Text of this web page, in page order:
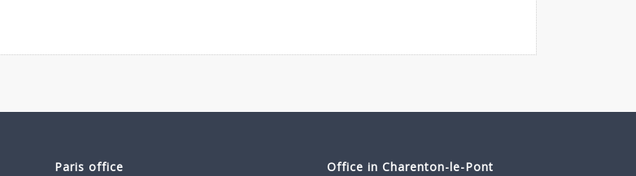
Paris office
Office in Charenton-le-Pont